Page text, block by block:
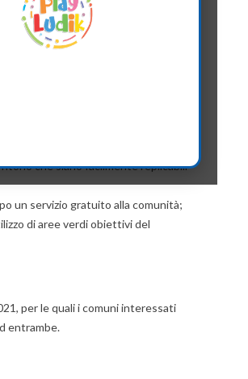
del rischio del contagio da
che siano facilmente replicabili
un servizio gratuito alla comunità;
di aree verdi obiettivi del
per le quali i comuni interessati
entrambe.